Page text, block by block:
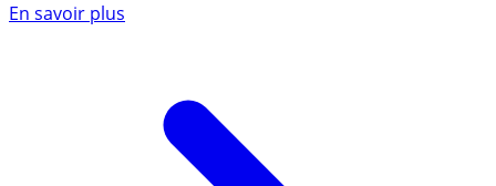
En savoir plus